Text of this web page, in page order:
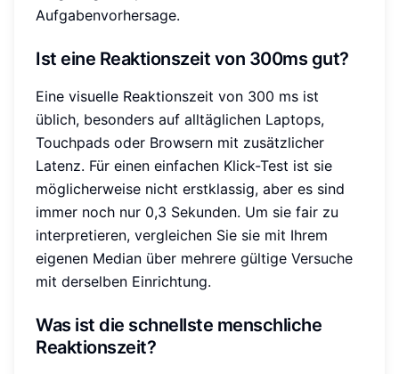
Aufgabenvorhersage.
Ist eine Reaktionszeit von 300ms gut?
Eine visuelle Reaktionszeit von 300 ms ist
üblich, besonders auf alltäglichen Laptops,
Touchpads oder Browsern mit zusätzlicher
Latenz. Für einen einfachen Klick-Test ist sie
möglicherweise nicht erstklassig, aber es sind
immer noch nur 0,3 Sekunden. Um sie fair zu
interpretieren, vergleichen Sie sie mit Ihrem
eigenen Median über mehrere gültige Versuche
mit derselben Einrichtung.
Was ist die schnellste menschliche
Reaktionszeit?